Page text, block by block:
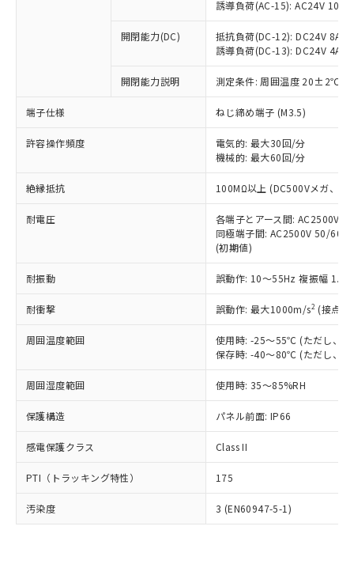
誘導負荷(AC-15): AC24V
開閉能力(DC)
抵抗負荷(DC-12): DC24V 8A/
誘導負荷(DC-13): DC24V 4A/
開閉能力説明 測定条件: 周囲温度 20±2℃、
端子仕様 ねじ締め端子 (M3.5)
許容操作頻度
電気的: 最大30回/分
機械的: 最大60回/分
絶縁抵抗 100MΩ以上 (DC500Vメガ、点
耐電圧
各端子とアース間: AC2500V
同極端子間: AC2500V 50/
(初期値)
耐振動 誤動作: 10～55Hz 複振幅
耐衝撃 誤動作: 最大1000m/s2 (接点
周囲温度範囲
使用時: -25～55℃ (ただし、氷
保存時: -40～80℃ (ただし、氷
周囲湿度範囲 使用時: 35～85%RH
保護構造 パネル前面: IP66
感電保護クラス Class II
PTI（トラッキング特性） 175
汚染度 3 (EN60947-5-1)
本サービスの対象外となる商品もある
在庫状況および標準価格照会結果は、
記載している更新日時点での社内デー
タに基づき作成されるものであり、閲
覧された時点での実際の在庫および標
準価格とは異なる場合があることをご
正式な納期状況および標準価格はお客
様のお取引先、またはお客様担当のオ
ムロン制御機器販売店・当社販売員に
販売ネットワーク
」をご確認
在庫状況および標準価格結果を当社の
事前の承諾なく第三者に漏洩または開
示しないようお願いします。
マイパーツ機能（部品リスト作成サー
ビス）をご利用いただくには、I-Web
メンバーズにご登録されている必要が
登録された部品リストについて、当社
および当社の共同利用者が、当社の製
品・サービスに関するお客様との取
引・商談に必要な範囲で利用すること
※当社の共同利用者とは、"個人情報
の「1.共同利
用者の範囲」に記載されている法人を
指します。
いたものが、含有品と判明した場合などや
むを得ず変更することがあります。
鉛(Pb) 1000ppm以下、 水銀(Hg) 1000ppm以下、 カド
類(PBB) 1000ppm以下、ポリ臭化ジフェニルエーテル類
(PBDE) 1000ppm以下、フタル酸ビス(2-エチルヘキシ
ル) (DEHP)(別名：DOP) 1000ppm以下、フタル酸ブチ
ルベンジル（BBP） 1000ppm以下、フタル酸ジブチル
（DBP） 1000ppm以下、フタル酸ジイソブチル
但し、RoHS指令で産業用監視および制御機器に対する
図的な使用がないことを確認しています。
部品在庫の切り替え状況などにより、予定
月が前後することがあります。
※3 非含有証明書ダウンロード
下記の非含有証明書をダウンロードするこ
EU RoHS指令（10物質）の非含有証明書
51物質の非含有証明書（当社基準）
※本証明書は発行日時点で非含有を証明す
るもので、過去に遡って非含有を証明する
基準値を超えていることを示します。
「－」：未確認です。当社販売部門へお問
*中国RoHS10物質の基準値 (GB/T26572)：
Pb(鉛) :1000ppm、 Hg(水銀) : 1000ppm、 Cd(カドミウ
ム) : 100ppm、
Cr(Ⅵ)(六価クロム) : 1000ppm、 PBBs(ポリ臭化ビフェ
ニル類) : 1000ppm、 PBDEs(ポリ臭化ジフェニルエーテ
ル類) : 1000ppm、
DBP(フタル酸ジブチル) : 1000ppm、 DIBP(フタル酸ジ
イソブチル) : 1000ppm、 BBP(フタル酸ブチルベンジ
DEHP(フタル酸ビス(2-エチルヘキシル)) : 1000ppm
準値以下であることを示します。
「10」：通常の使用状況下において有害物
質が外部に漏えいし、環境に深刻な影響を
及ぼさない年数を意味します。
「－」：未確認です。当社販売部門へお問
当社は、これら貴社製品のうち、外国
為替および外国貿易法に定める商品
（以下｢規制貨物等」という）を輸出
国政府の輸出許可(または役務取引許
可)を取得するなどの必要な手続きを
当社は規制貨物を破棄する場合は、完
全に破砕するなど、違法に輸出されな
いよう必要な手段を講じます。
当社は貴社製品を、核兵器、ミサイ
ル、化学兵器、生物兵器またはその他
武器並びにこれらの製造装置等に一切
当社は、貴社製品を第三者に販売する
場合は、上記1、2および3の内容を当
該第三者に通知します。また当社は、
販売先および販売に係わる関係者が違
法に輸出するおそれがある場合は、取
り引きをいたしません。
説明
一定数以上の在庫あり
一定数には満たないが在庫あり
在庫なし(最新の在庫状況につ
いては、お客様のお取引先、ま
たはお客様担当のオムロン制御
機器販売店・当社販売員にご確
受注生産機種、また在庫状況の
情報を公開していない機種